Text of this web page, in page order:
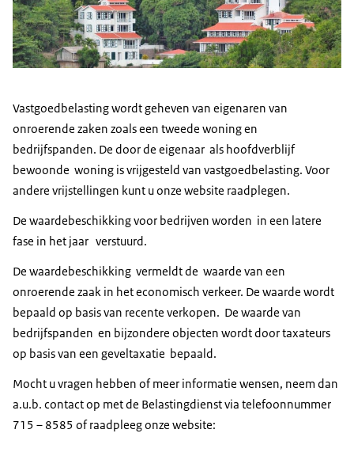
Vastgoedbelasting wordt geheven van eigenaren van
onroerende zaken zoals een tweede woning en
bedrijfspanden. De door de eigenaar als hoofdverblijf
bewoonde woning is vrijgesteld van vastgoedbelasting. Voor
andere vrijstellingen kunt u onze website raadplegen.
De waardebeschikking voor bedrijven worden in een latere
fase in het jaar verstuurd.
De waardebeschikking vermeldt de waarde van een
onroerende zaak in het economisch verkeer. De waarde wordt
bepaald op basis van recente verkopen. De waarde van
bedrijfspanden en bijzondere objecten wordt door taxateurs
op basis van een geveltaxatie bepaald.
Mocht u vragen hebben of meer informatie wensen, neem dan
a.u.b. contact op met de Belastingdienst via telefoonnummer
715 – 8585 of raadpleeg onze website: